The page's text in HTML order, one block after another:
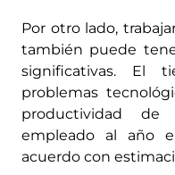
Por otro lado,
también puede
significativas. El
problemas
productividad
empleado al año
acuerdo con